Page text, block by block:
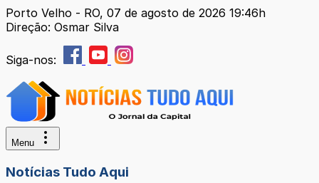
Porto Velho - RO, 07 de agosto de 2026 19:46h
Direção: Osmar Silva
Siga-nos:
Menu
Notícias Tudo Aqui